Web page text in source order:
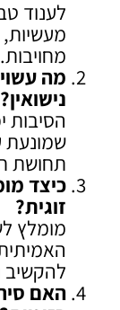
לענוד
מעשיות,
מחויבות.
מה
נישואין?
הסיבות
שמונעת
תחושת
כיצד
זוגית?
מומלץ
להקשיב
האם